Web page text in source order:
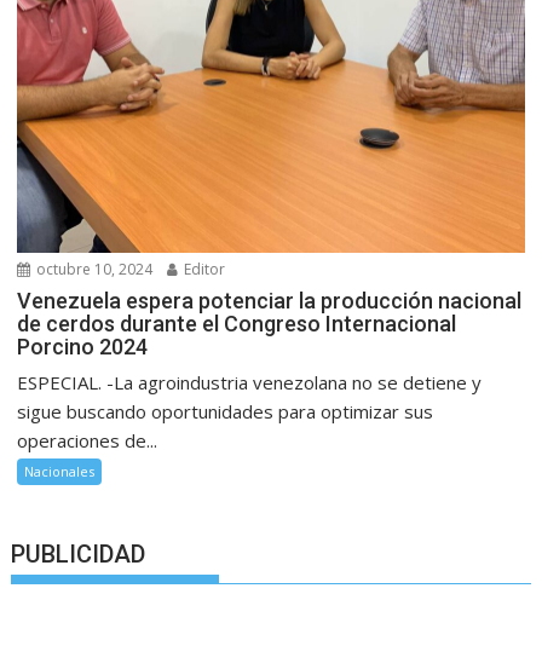
octubre 10, 2024 Editor
Venezuela espera potenciar la producción nacional
de cerdos durante el Congreso Internacional
Porcino 2024
ESPECIAL. -La agroindustria venezolana no se detiene y
sigue buscando oportunidades para optimizar sus
operaciones de...
Nacionales
PUBLICIDAD